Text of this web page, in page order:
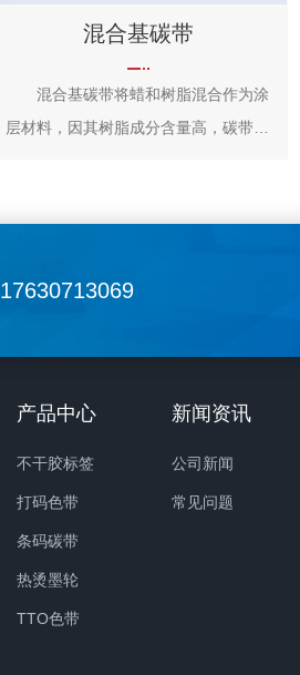
混合基碳带
混合基碳带将蜡和树脂混合作为涂
层材料，因其树脂成分含量高，碳带的
整，在不同程度上很好地平衡了打印效
因而应用范围非常广。 常用规格：
80mm*300m 90mm*300m
包括： 耐用性和寿命介于蜡基和树
脂基碳带之间 耐磨损、耐潮湿、耐
紫外线，耐久性能好 在牛皮纸标
覆盖力，适合打印小字符、条形码、徽
标 常用于户外用途耐用品贴标（剪
17630713069
产品中心
不干胶标签
打码色带
条码碳带
热烫墨轮
TTO色带
新闻资讯
公司新闻
常见问题